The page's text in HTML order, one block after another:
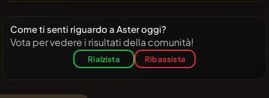
Come ti senti riguardo a Aster oggi?
Vota per vedere i risultati della comunità!
Rialzista Ribassista